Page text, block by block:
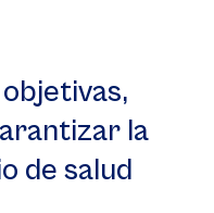
la
de salud